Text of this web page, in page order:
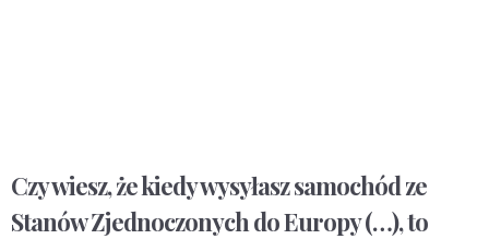
Czy wiesz, że kiedy wysyłasz samochód ze
Stanów Zjednoczonych do Europy (…), to